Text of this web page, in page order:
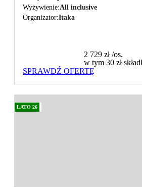
Wyżywienie All inclusive
Organizator Itaka
2 729 zł/os.
w tym 30 zł
SPRAWDŹ OFERTĘ
LATO 26